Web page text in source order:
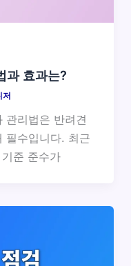
과 효과는?
저
관리법은 반려견
필수입니다. 최근
준 준수가